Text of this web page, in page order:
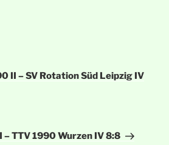
II – SV Rotation Süd Leipzig IV
TTV 1990 Wurzen IV 8:8